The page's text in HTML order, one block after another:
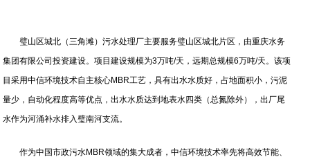
璧山区城北（三角滩）污水处理厂主要服务璧山区城北片区，由重庆水务
集团有限公司投资建设。项目建设规模为3万吨/天，远期总规模6万吨/天。该项
目采用中信环境技术自主核心MBR工艺，具有出水水质好，占地面积小，污泥
量少，自动化程度高等优点，出水水质达到地表水四类（总氮除外），出厂尾
水作为河涌补水排入璧南河支流。
作为中国市政污水MBR领域的集大成者，中信环境技术率先将高效节能、